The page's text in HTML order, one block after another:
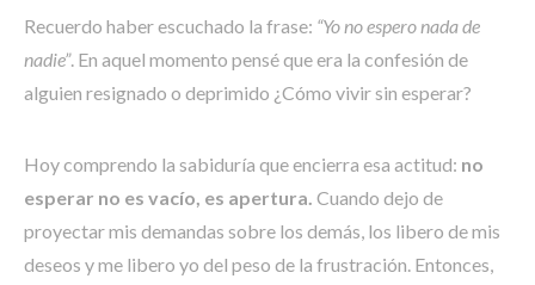
Recuerdo haber escuchado la frase: “Yo no espero nada de
nadie”. En aquel momento pensé que era la confesión de
alguien resignado o deprimido ¿Cómo vivir sin esperar?
Hoy comprendo la sabiduría que encierra esa actitud: no
esperar no es vacío, es apertura. Cuando dejo de
proyectar mis demandas sobre los demás, los libero de mis
deseos y me libero yo del peso de la frustración. Entonces,